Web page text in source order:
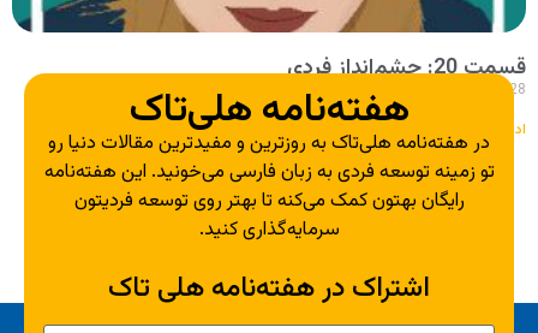
قسمت 20: چشم‌انداز فردی
28 اردیبهشت 1399
ادامه مطلب »
هفته‌نامه هلی‌تاک
در هفته‌نامه هلی‌تاک به روزترین و مفیدترین مقالات دنیا رو
تو زمینه توسعه فردی به زبان فارسی می‌خونید. این هفته‌نامه
رایگان بهتون کمک می‌کنه تا بهتر روی توسعه فردیتون
سرمایه‌گذاری کنید.
اشتراک در هفته‌نامه هلی تاک